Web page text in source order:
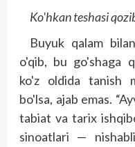
Ko'hkan teshasi
Buyuk qalam
o'qib, bu go'shaga
ko'z oldida tanish
bo'lsa, ajab emas.
tabiat va tarix
sinoatlari —